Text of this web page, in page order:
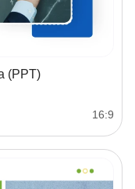
(PPT)
16:9